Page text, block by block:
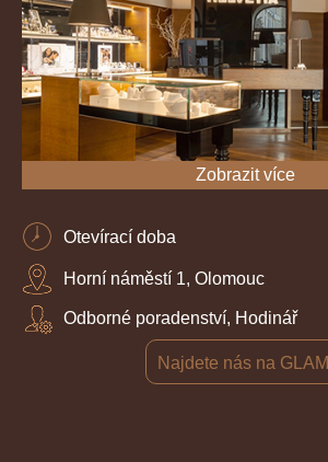
Zobrazit více
Otevírací doba
Horní náměstí 1, Olomouc
Odborné poradenství, Hodinář
Najdete nás na GLAMI